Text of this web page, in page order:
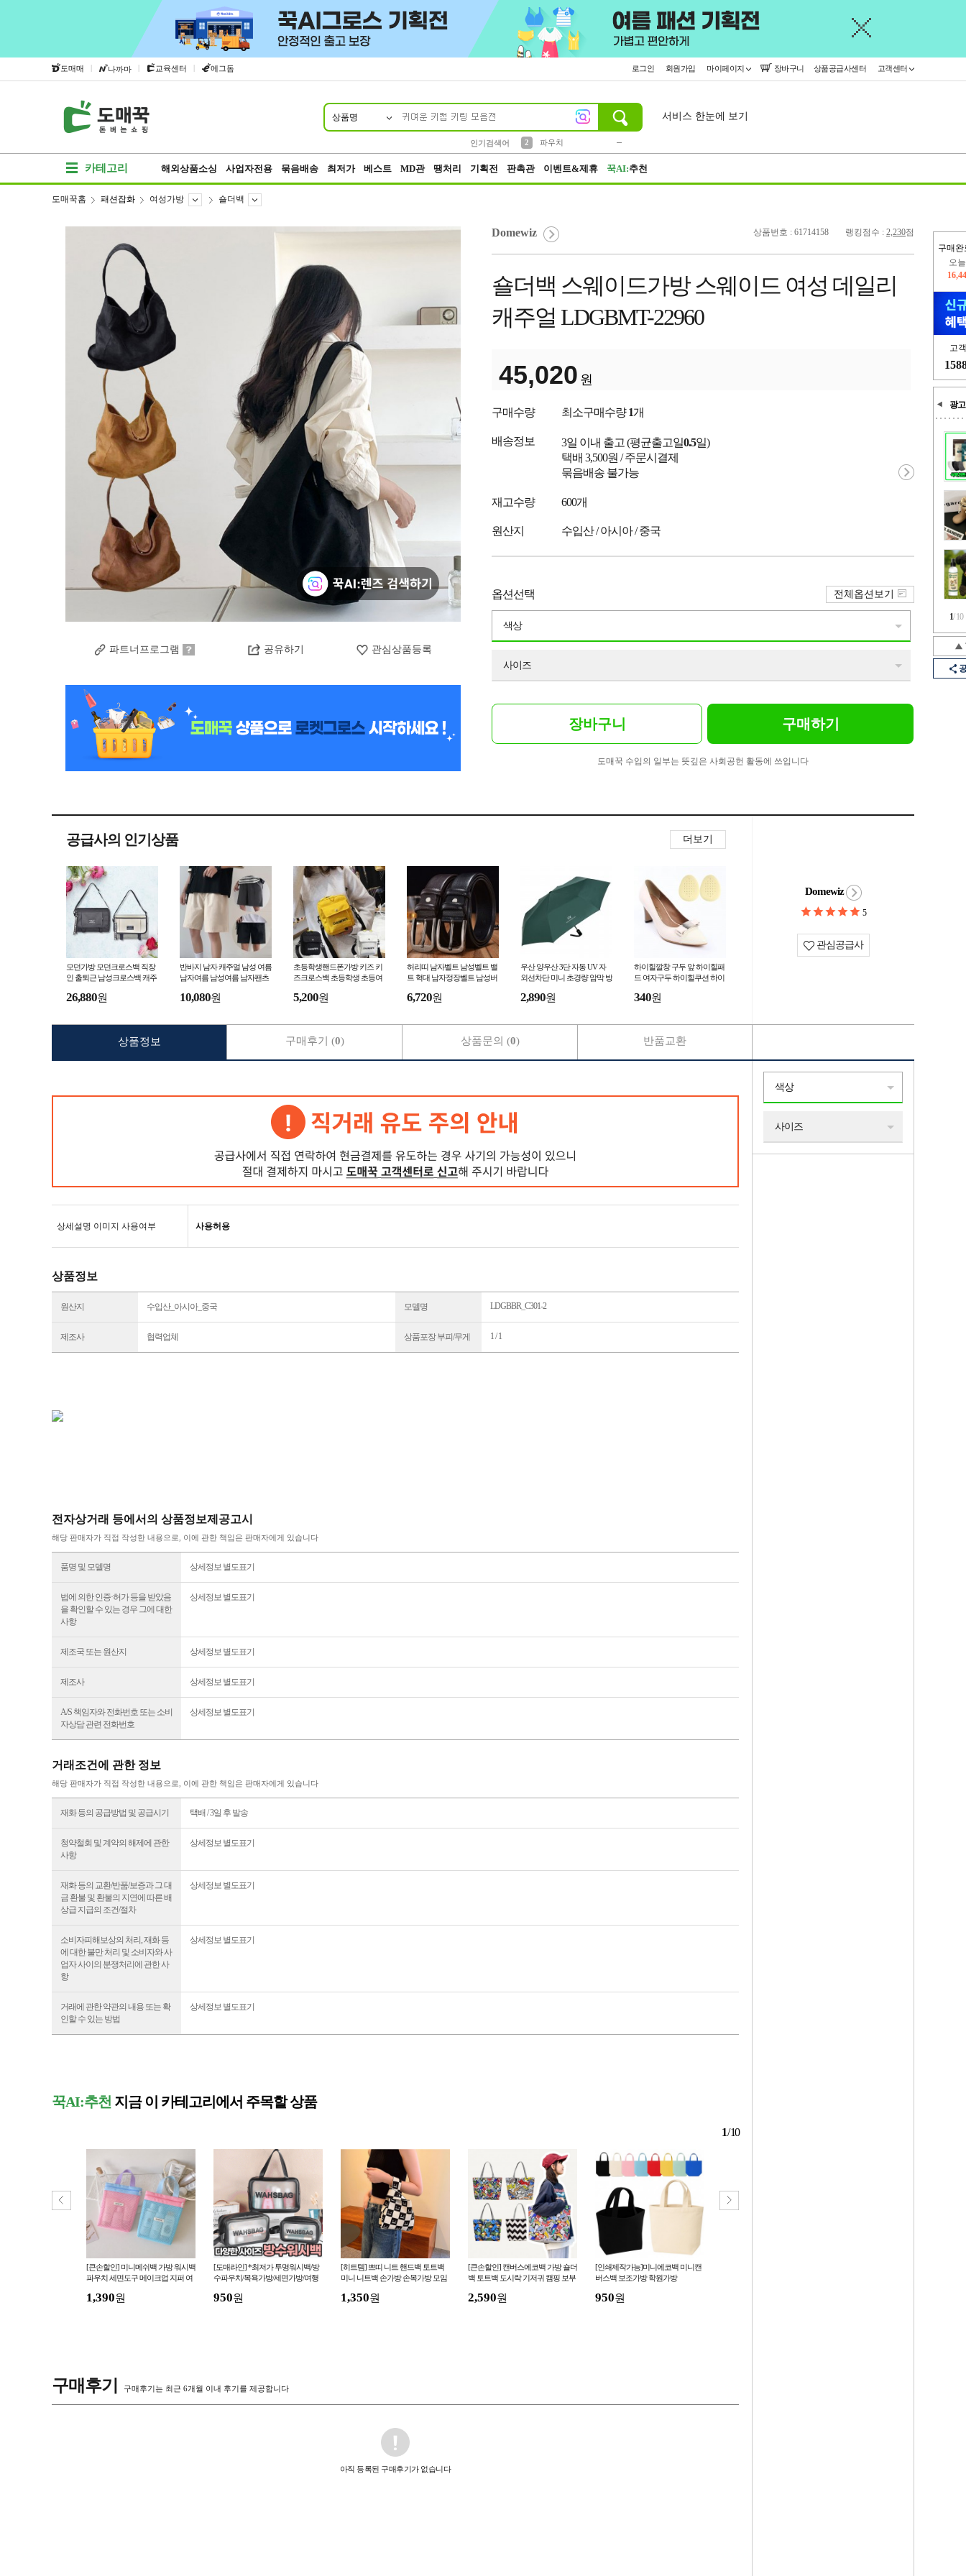
도매매 | 나까마 | 교육센터 | 에그돔 로그인 회원가입 마이페이지 장바구니 상품공급사센터 고객센터
상품명
인기검색어
2
파우치
서비스 한눈에 보기
카테고리 해외상품소싱 사업자전용 묶음배송 최저가 베스트 MD관 땡처리 기획전 판촉관 이벤트&제휴 꾹AI:추천
구매완
오
고
광고
1/10
도매꾹홈 패션잡화 여성가방 숄더백
파트너프로그램 공유하기 관심상품등록
상품번호 : 61714158 랭킹점수 : 2,230점
Domewiz
숄더백 스웨이드가방 스웨이드 여성 데일리
캐주얼 LDGBMT-22960
45,020 원
구매수량 최소구매수량1개
배송정보 3일 이내 출고 (평균출고일0.5일)
택배 3,500원 / 주문시결제
묶음배송 불가능
재고수량 600개
원산지 수입산 / 아시아 / 중국
옵션선택
색상
사이즈
전체옵션보기
장바구니 구매하기
도매꾹 수입의 일부는 뜻깊은 사회공헌 활동에 쓰입니다
공급사의 인기상품 더보기
모던가방 모던크로스백 직장
인 출퇴근 남성크로스백 캐주
26,880원
반바지 남자 캐주얼 남성 여름
남자여름 남성여름 남자팬츠
반바지
10,080원
초등학생핸드폰가방 키즈 키
즈크로스백 초등학생 초등여
키즈핸드폰백
5,200원
허리띠 남자벨트 남성벨트 밸
트 혁대 남자정장벨트 남성버
6,720원
우산 양우산 3단 자동 UV 자
외선차단 미니 초경량 암막 방
2,890원
하이힐깔창 구두 앞 하이힐패
드 여자구두 하이힐쿠션 하이
340원
Domewiz
5
관심공급사
상세설명 이미지 사용여부 사용허용
상품정보
원산지 수입산_아시아_중국 모델명 LDGBBR_C301-2
제조사 협력업체 상품포장 부피/무게 1 / 1
전자상거래 등에서의 상품정보제공고시
해당 판매자가 직접 작성한 내용으로, 이에 관한 책임은 판매자에게 있습니다
품명 및 모델명 상세정보 별도표기
법에 의한 인증·허가 등을 받았음
을 확인할 수 있는 경우 그에 대한
사항
상세정보 별도표기
제조국 또는 원산지 상세정보 별도표기
제조사 상세정보 별도표기
A/S 책임자와 전화번호 또는 소비
자상담 관련 전화번호
상세정보 별도표기
거래조건에 관한 정보
해당 판매자가 직접 작성한 내용으로, 이에 관한 책임은 판매자에게 있습니다
재화 등의 공급방법 및 공급시기 택배 / 3일 후 발송
청약철회 및 계약의 해제에 관한
사항
상세정보 별도표기
재화 등의 교환/반품/보증과 그 대
금 환불 및 환불의 지연에 따른 배
상급 지급의 조건/절차
상세정보 별도표기
소비자피해보상의 처리, 재화 등
에 대한 불만 처리 및 소비자와 사
업자 사이의 분쟁처리에 관한 사
항
상세정보 별도표기
거래에 관한 약관의 내용 또는 확
인할 수 있는 방법
상세정보 별도표기
꾹AI:추천 지금 이 카테고리에서 주목할 상품
1/10
[큰손할인] 미니메쉬백 가방 워시백
파우치 세면도구 메이크업 지퍼 여
1,390원
[도매라인] *최저가 투명워시백/방
수파우치/목욕가방/세면가방/여행
950원
[히트템] 쁘띠 니트 핸드백 토트백
미니 니트백 손가방 손목가방 모임
1,350원
[큰손할인] 캔버스에코백 가방 숄더
백 토트백 도시락 기저귀 캠핑 보부
2,590원
[인쇄제작가능]미니에코백 미니캔
버스백 보조가방 학원가방
950원
구매후기 구매후기는 최근 6개월 이내 후기를 제공합니다
아직 등록된 구매후기가 없습니다
상품정보 구매후기 (0) 상품문의 (0) 반품교환
색상
사이즈